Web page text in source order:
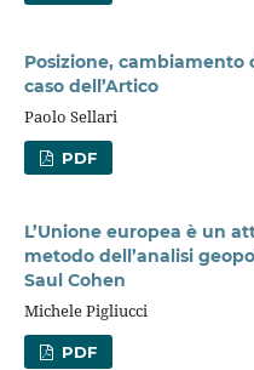
Posizione,
caso dell’Artico
Paolo Sellari
PDF
L’Unione europea è un
metodo dell’analisi
Saul Cohen
Michele Pigliucci
PDF